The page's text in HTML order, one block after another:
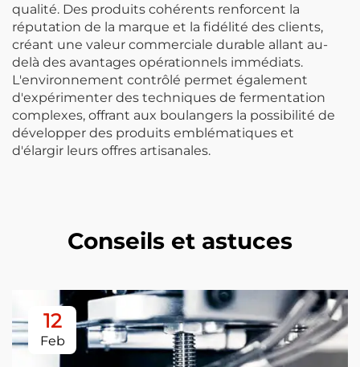
qualité. Des produits cohérents renforcent la
réputation de la marque et la fidélité des clients,
créant une valeur commerciale durable allant au-
delà des avantages opérationnels immédiats.
L'environnement contrôlé permet également
d'expérimenter des techniques de fermentation
complexes, offrant aux boulangers la possibilité de
développer des produits emblématiques et
d'élargir leurs offres artisanales.
Conseils et astuces
12
Feb